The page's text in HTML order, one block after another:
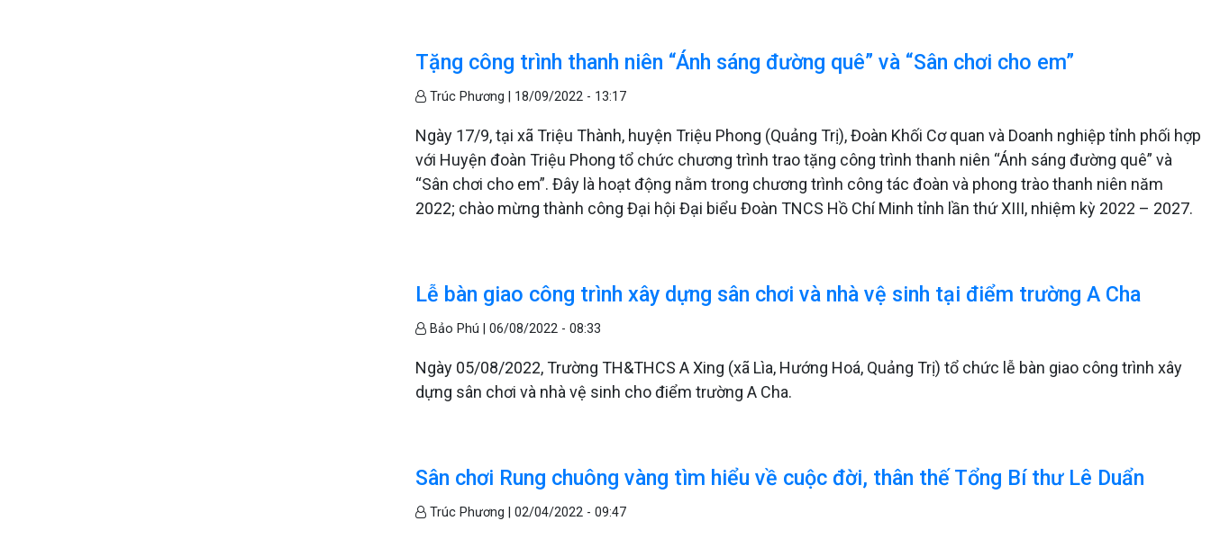
Tặng công trình thanh niên “Ánh sáng đường quê” và “Sân chơi cho em”
Trúc Phương | 18/09/2022 - 13:17
Ngày 17/9, tại xã Triệu Thành, huyện Triệu Phong (Quảng Trị), Đoàn Khối Cơ quan và Doanh nghiệp tỉnh phối hợp
với Huyện đoàn Triệu Phong tổ chức chương trình trao tặng công trình thanh niên “Ánh sáng đường quê” và
“Sân chơi cho em”. Đây là hoạt động nằm trong chương trình công tác đoàn và phong trào thanh niên năm
2022; chào mừng thành công Đại hội Đại biểu Đoàn TNCS Hồ Chí Minh tỉnh lần thứ XIII, nhiệm kỳ 2022 – 2027.
Lễ bàn giao công trình xây dựng sân chơi và nhà vệ sinh tại điểm trường A Cha
Bảo Phú |06/08/2022 - 08:33
Ngày 05/08/2022, Trường TH&THCS A Xing (xã Lìa, Hướng Hoá, Quảng Trị) tổ chức lễ bàn giao công trình xây
dựng sân chơi và nhà vệ sinh cho điểm trường A Cha.
Sân chơi Rung chuông vàng tìm hiểu về cuộc đời, thân thế Tổng Bí thư Lê Duẩn
Trúc Phương |02/04/2022 - 09:47